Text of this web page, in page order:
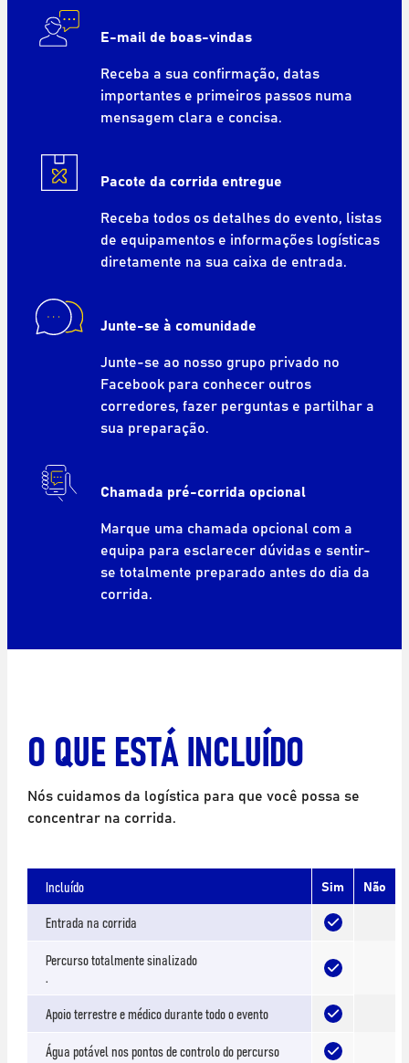
E-mail de boas-vindas
Receba a sua confirmação, datas
importantes e primeiros passos numa
mensagem clara e concisa.
Pacote da corrida entregue
Receba todos os detalhes do evento, listas
de equipamentos e informações logísticas
diretamente na sua caixa de entrada.
Junte-se à comunidade
Junte-se ao nosso grupo privado no
Facebook para conhecer outros
corredores, fazer perguntas e partilhar a
sua preparação.
Chamada pré-corrida opcional
Marque uma chamada opcional com a
equipa para esclarecer dúvidas e sentir-
se totalmente preparado antes do dia da
corrida.
O QUE ESTÁ INCLUÍDO
Nós cuidamos da logística para que você possa se
concentrar na corrida.
Incluído Sim Não
Entrada na corrida
Percurso totalmente sinalizado
.
Apoio terrestre e médico durante todo o evento
Água potável nos pontos de controlo do percurso